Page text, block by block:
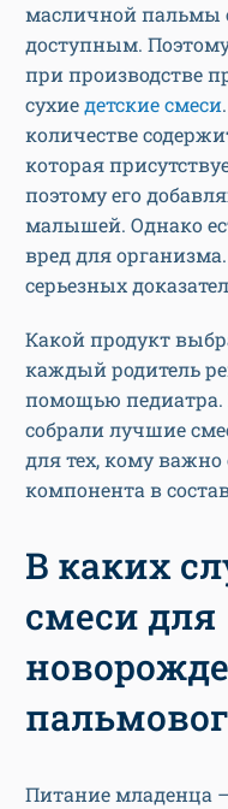
масличной пальмы
доступным.
при производстве
сухиедетские смеси
количестве
которая
поэтому его
малышей. Однако
вред для
серьезных
Какой продукт
каждый родитель
помощью педиатра.
собрали лучшие
для тех, кому важно
компонента в
В каких
смеси для
Питание младенца